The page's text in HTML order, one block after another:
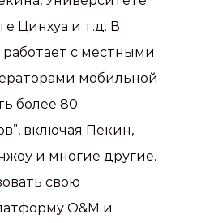
Цинхуа и т.д. В
с местными
мобильной
более 80
включая Пекин,
и многие другие.
свою
O&M и